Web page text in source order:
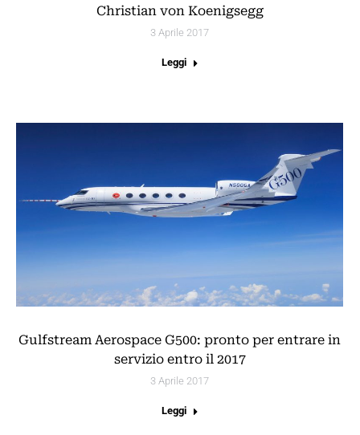
Christian von Koenigsegg
3 Aprile 2017
Leggi
Gulfstream Aerospace G500: pronto per entrare in
servizio entro il 2017
3 Aprile 2017
Leggi